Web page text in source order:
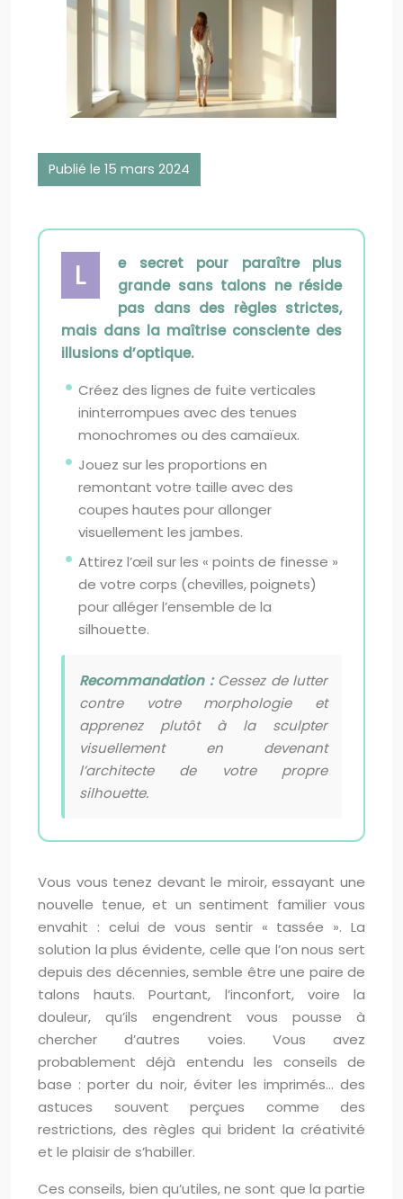
Publié le 15 mars 2024
L
e secret pour paraître plus
grande sans talons ne réside
pas dans des règles strictes,
mais dans la maîtrise consciente des
illusions d’optique.
Créez des lignes de fuite verticales
ininterrompues avec des tenues
monochromes ou des camaïeux.
Jouez sur les proportions en
remontant votre taille avec des
coupes hautes pour allonger
visuellement les jambes.
Attirez l’œil sur les « points de finesse »
de votre corps (chevilles, poignets)
pour alléger l’ensemble de la
silhouette.
Recommandation :Cessez de lutter
contre votre morphologie et
apprenez plutôt à la sculpter
visuellement en devenant
l’architecte de votre propre
silhouette.
Vous vous tenez devant le miroir, essayant une
nouvelle tenue, et un sentiment familier vous
envahit : celui de vous sentir « tassée ». La
solution la plus évidente, celle que l’on nous sert
depuis des décennies, semble être une paire de
talons hauts. Pourtant, l’inconfort, voire la
douleur, qu’ils engendrent vous pousse à
chercher d’autres voies. Vous avez
probablement déjà entendu les conseils de
base : porter du noir, éviter les imprimés… des
astuces souvent perçues comme des
restrictions, des règles qui brident la créativité
et le plaisir de s’habiller.
Ces conseils, bien qu’utiles, ne sont que la partie